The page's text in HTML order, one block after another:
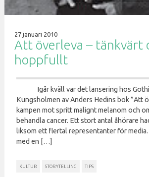
27 januari 2010
Att överleva – tänkvärt
hoppfullt
Igår kväll var det lansering hos
Kungsholmen av Anders Hedins bok ”Att
kampen mot spritt malignt melanom och
behandla cancer. Ett stort antal åhörare
liksom ett flertal representanter för
med en […]
KULTUR STORYTELLING TIPS